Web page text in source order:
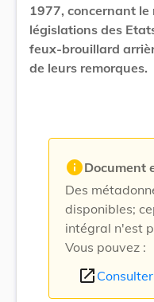
1977, concernant
législations des
feux-brouillard
de leurs remorques.
infoDocument
Des
disponibles;
intégral n'est
Vous pouvez :
open_in_new